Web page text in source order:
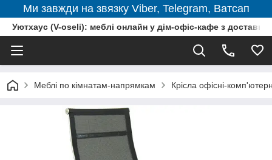
Ми завжди на звязку Viber, Telegram, Ватсап
Уютхаус (V-oseli): меблі онлайн у дім-офіс-кафе з
Меблі по кімнатам-напрямкам Крісла офісні-